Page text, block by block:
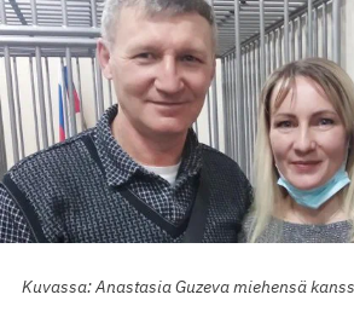
Kuvassa: Anastasia Guzeva miehensä